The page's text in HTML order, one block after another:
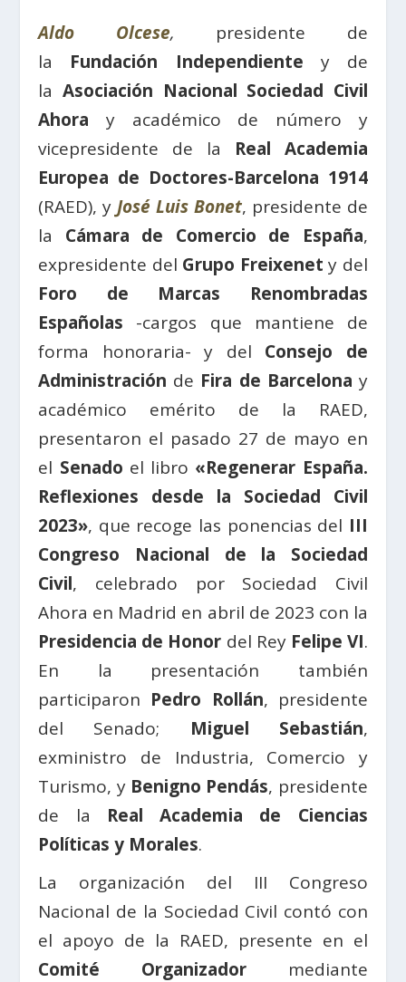
Aldo Olcese, presidente de
la Fundación Independiente y de
la Asociación Nacional Sociedad Civil
Ahora y académico de número y
vicepresidente de la Real Academia
Europea de Doctores-Barcelona 1914
(RAED), yJosé Luis Bonet, presidente de
la Cámara de Comercio de España,
expresidente del Grupo Freixenety del
Foro de Marcas Renombradas
Españolas -cargos que mantiene de
forma honoraria- y del Consejo de
Administración de Fira de Barcelona y
académico emérito de la RAED,
presentaron el pasado 27 de mayo en
el Senado el libro «Regenerar España.
Reflexiones desde la Sociedad Civil
2023», que recoge las ponencias del III
Congreso Nacional de la Sociedad
Civil, celebrado por Sociedad Civil
Ahora en Madrid en abril de 2023 con la
Presidencia de Honor del Rey Felipe VI.
En la presentación también
participaron Pedro Rollán, presidente
del Senado; Miguel Sebastián,
exministro de Industria, Comercio y
Turismo, y Benigno Pendás, presidente
de la Real Academia de Ciencias
Políticas y Morales.
La organización del III Congreso
Nacional de la Sociedad Civil contó con
el apoyo de la RAED, presente en el
Comité Organizador mediante